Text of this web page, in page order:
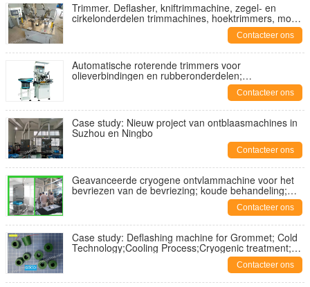
Trimmer. Deflasher, kniftrimmachine, zegel- en
cirkelonderdelen trimmachines, hoektrimmers, model
Contacteer ons
Automatische roterende trimmers voor
olieverbindingen en rubberonderdelen;
vacuümtrimmers; rubbertrimmers; hoektrimmers
Contacteer ons
Case study: Nieuw project van ontblaasmachines in
Suzhou en Ningbo
Contacteer ons
Geavanceerde cryogene ontvlammachine voor het
bevriezen van de bevriezing; koude behandeling;
Contacteer ons
Case study: Deflashing machine for Grommet; Cold
Technology;Cooling Process;Cryogenic treatment;
Contacteer ons